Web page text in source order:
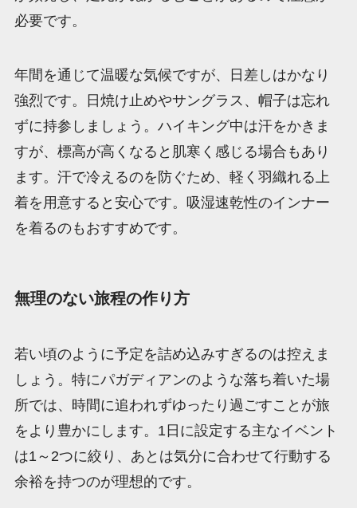
必要です。
年間を通じて温暖な気候ですが、日差しはかなり
強烈です。日焼け止めやサングラス、帽子は忘れ
ずに持参しましょう。ハイキング中は汗をかきま
すが、標高が高くなると肌寒く感じる場合もあり
ます。汗で冷えるのを防ぐため、軽く羽織れる上
着を用意すると安心です。吸湿速乾性のインナー
を着るのもおすすめです。
無理のない旅程の作り方
若い頃のように予定を詰め込みすぎるのは控えま
しょう。特にパガディアンのような落ち着いた場
所では、時間に追われずゆったり過ごすことが旅
をより豊かにします。1日に設定する主なイベント
は1～2つに絞り、あとは気分に合わせて行動する
余裕を持つのが理想的です。